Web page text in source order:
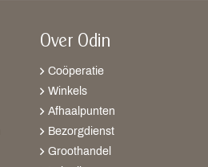
Over Odin
Coöperatie
Winkels
Afhaalpunten
Bezorgdienst
Groothandel